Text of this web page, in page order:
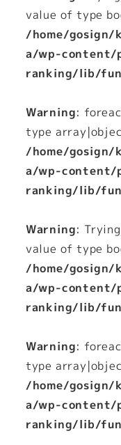
value of type
/home/gosign/
a/wp-content/
ranking/lib/
Warning:
type
/home/gosign/
a/wp-content/
ranking/lib/
Warning:
value of type
/home/gosign/
a/wp-content/
ranking/lib/
Warning:
type
/home/gosign/
a/wp-content/
ranking/lib/